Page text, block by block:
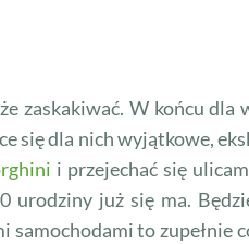
zaskakiwać. W końcu
się dla nich wyjątkowe,
i przejechać się
urodziny już się ma.
to zupełnie